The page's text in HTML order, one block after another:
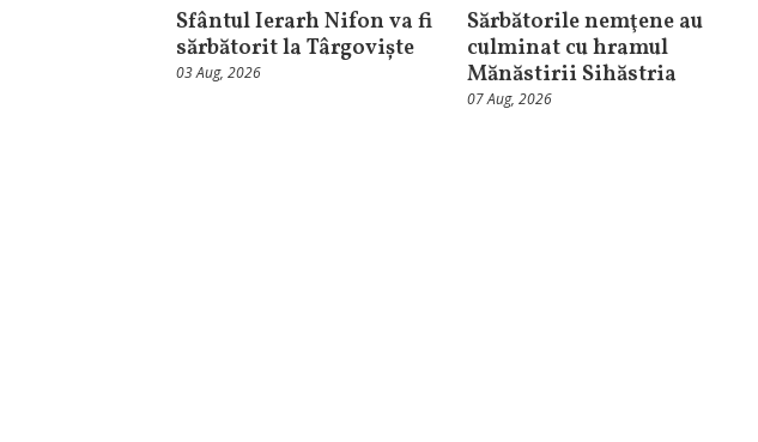
Sfântul Ierarh Nifon va fi
sărbătorit la Târgoviște
03 Aug, 2026
Sărbătorile nemţene au
culminat cu hramul
Mănăstirii Sihăstria
07 Aug, 2026